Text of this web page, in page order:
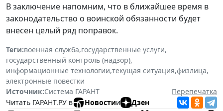
В заключение напомним, что в ближайшее время в
законодательство о воинской обязанности будет
внесен целый ряд поправок.
Теги:военная служба,государственные услуги,
государственный контроль (надзор),
информационные технологии,текущая ситуация,физлица,
электронные повестки
Источник:Система ГАРАНТ
Перепечатка
Читать ГАРАНТ.РУ в
Новостии Дзен